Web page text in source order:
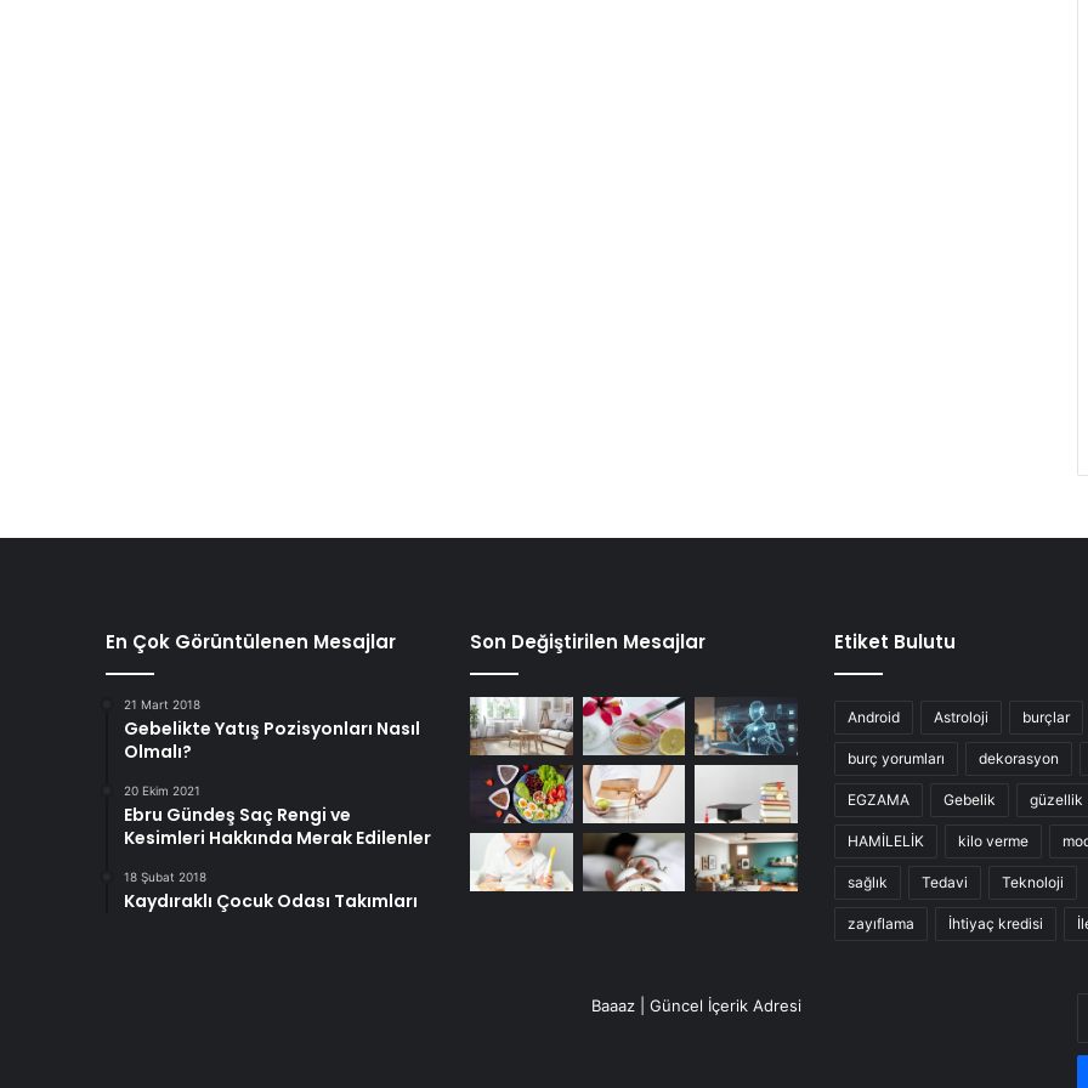
En Çok Görüntülenen Mesajlar
21 Mart 2018
Gebelikte Yatış Pozisyonları Nasıl
Olmalı?
20 Ekim 2021
Ebru Gündeş Saç Rengi ve
Kesimleri Hakkında Merak Edilenler
18 Şubat 2018
Kaydıraklı Çocuk Odası Takımları
Son Değiştirilen Mesajlar Etiket Bulutu
Android Astroloji burçlar
burç yorumları dekorasyon
EGZAMA Gebelik güzellik
HAMİLELİK kilo verme
sağlık Tedavi Teknoloji
zayıflama İhtiyaç kredisi
Baaaz | Güncel İçerik Adresi